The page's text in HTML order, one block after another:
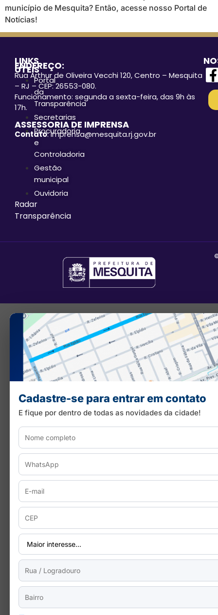
município de Mesquita? Então, acesse nosso Portal de
Notícias!
LINKS
ÚTEIS
Portal
da
Transparência
Secretarias
Procuradoria
e
Controladoria
Gestão
municipal
Ouvidoria
Radar
Transparência
ENDEREÇO:
Rua Arthur de Oliveira Vecchi 120, Centro – Mesquita
– RJ – CEP: 26553-080.
Funcionamento: segunda a sexta-feira, das 9h às
17h.
ASSESSORIA DE IMPRENSA
Contato: imprensa@mesquita.rj.gov.br
Cadastre-se para entrar em contato
E fique por dentro de todas as novidades da cidade!